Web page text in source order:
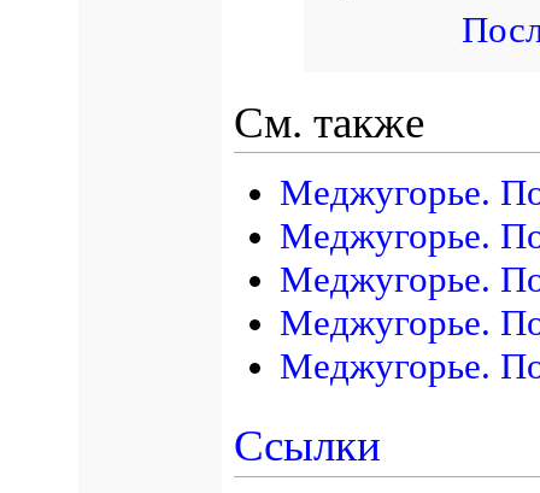
См. также
Меджугорье.
Меджугорье.
Меджугорье.
Меджугорье.
Меджугорье.
Ссылки